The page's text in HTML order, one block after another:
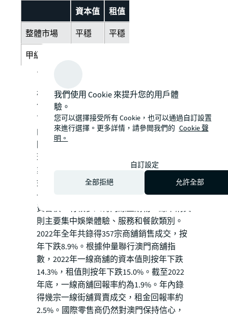
資本值
租值
整體市場
平穩
平穩
甲級寫字樓
商舖
根據澳門統計局數字顯示，2022年首三季零
售業銷售總值共錄得428.3億澳門元，按年
下跌22.8%。旅客消費約佔零售業總銷售額
的21.0%。受疫情、經濟疲弱及消費需求下
降影響，中式食品手信、百貨商品和鐘錶及
珠寶等類別錄得超過三成跌幅。其他零售行
業銷售普遍下滑，然而一些民生及日常開支
如超級市場貨品及家用燃料等類別則錄得約
一成升幅。我們觀察到疫情改變了大眾的消
費習慣，有較多人轉向線上購物，線下消費
則主要集中娛樂體驗、服務和餐飲類別。
2022年全年共錄得357宗商舖銷售成交，按
年下跌8.9%。根據仲量聯行澳門商舖指
數，2022年一線商舖的資本值則按年下跌
14.3%，租值則按年下跌15.0%。截至2022
年底，一線商舖回報率約為1.9%。年內錄
得幾宗一線街舖買賣成交，租金回報率約
2.5%。國際零售商仍然對澳門保持信心，
我們使用 Cookie 來提升您的用戶體
驗。
您可以選擇接受所有 Cookie，也可以通過自訂設置
來進行選擇。更多詳情，請參閲我們的 Cookie 聲
明。
自訂設定
全部拒絕
允許全部